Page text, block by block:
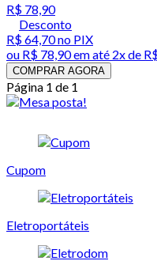
R$ 78,90
Desconto
R$ 64,70no PIX
ou R$ 78,90em até 2x de
COMPRAR AGORA
Página 1 de 1
Cupom
Eletroportáteis